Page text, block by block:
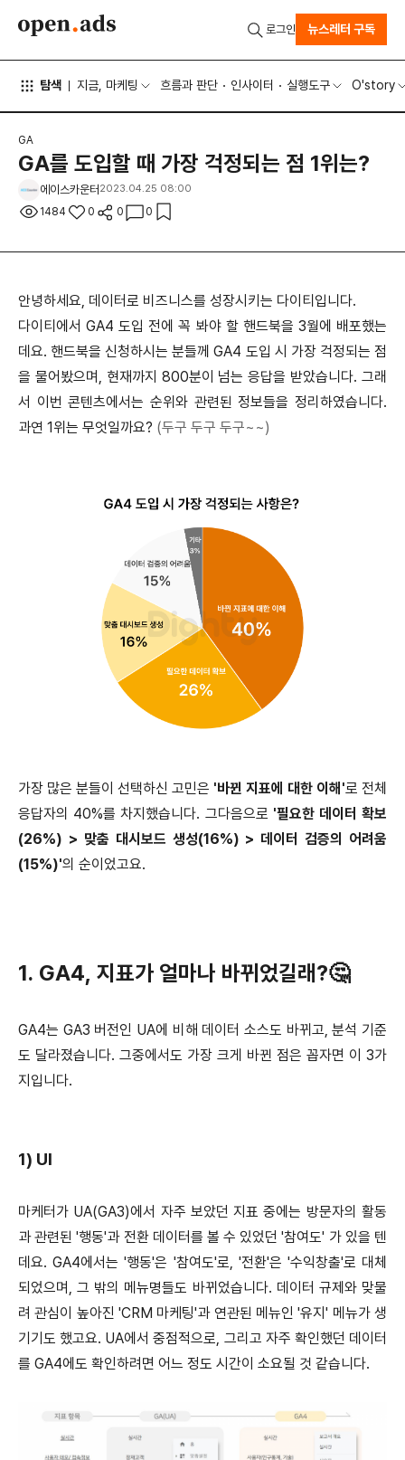
탐색 지금, 마케팅 흐름과 판단 인사이터 실행도구 O'story
로그인 뉴스레터 구독
GA
GA를 도입할 때 가장 걱정되는 점 1위는?
에이스카운터 2023.04.25 08:00
1484 0 0 0
안녕하세요, 데이터로 비즈니스를 성장시키는 다이티입니다.
다이티에서 GA4 도입 전에 꼭 봐야 할 핸드북을 3월에 배포했는
데요. 핸드북을 신청하시는 분들께 GA4 도입 시 가장 걱정되는 점
을 물어봤으며, 현재까지 800분이 넘는 응답을 받았습니다. 그래
서 이번 콘텐츠에서는 순위와 관련된 정보들을 정리하였습니다.
과연 1위는 무엇일까요? (두구 두구 두구~~)
가장 많은 분들이 선택하신 고민은 '바뀐 지표에 대한 이해'로 전체
응답자의 40%를 차지했습니다. 그다음으로 '필요한 데이터 확보
(26%) > 맞춤 대시보드 생성(16%) > 데이터 검증의 어려움
(15%)'의 순이었고요.
1. GA4, 지표가 얼마나 바뀌었길래?🤔
GA4는 GA3 버전인 UA에 비해 데이터 소스도 바뀌고, 분석 기준
도 달라졌습니다. 그중에서도 가장 크게 바뀐 점은 꼽자면 이 3가
지입니다.
1) UI
마케터가 UA(GA3)에서 자주 보았던 지표 중에는 방문자의 활동
과 관련된 '행동'과 전환 데이터를 볼 수 있었던 '참여도' 가 있을 텐
데요. GA4에서는 '행동'은 '참여도'로, '전환'은 '수익창출'로 대체
되었으며, 그 밖의 메뉴명들도 바뀌었습니다. 데이터 규제와 맞물
려 관심이 높아진 'CRM 마케팅'과 연관된 메뉴인 '유지' 메뉴가 생
기기도 했고요. UA에서 중점적으로, 그리고 자주 확인했던 데이터
를 GA4에도 확인하려면 어느 정도 시간이 소요될 것 같습니다.